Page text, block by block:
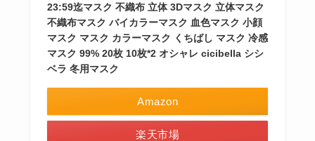
23:59迄マスク 不織布 立体 3Dマスク 立体マスク
不織布マスク バイカラーマスク 血色マスク 小顔
マスク マスク カラーマスク くちばし マスク 冷感
マスク 99% 20枚 10枚*2 オシャレ cicibella シシ
ベラ 冬用マスク
Amazon
楽天市場